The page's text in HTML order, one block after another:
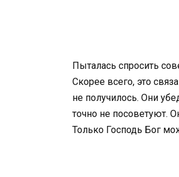
Пыталась спросить
Скорее всего, это
не получилось. Они
точно не посоветуют.
Только Господь Бог